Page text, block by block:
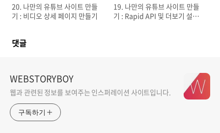
20. 나만의 유튜브 사이트 만들
기 : 비디오 상세 페이지 만들기
19. 나만의 유튜브 사이트 만들
기 : Rapid API 및 더보기 설정
댓글
WEBSTORYBOY
웹과 관련된 정보를 보여주는 인스퍼레이션 사이트입니다.
구독하기